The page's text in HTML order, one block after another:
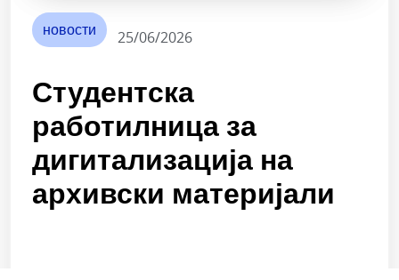
новости 25/06/2026
Студентска
работилница за
дигитализација на
архивски материјали